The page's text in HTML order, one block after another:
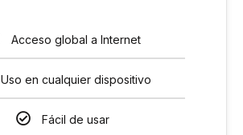
Acceso global a Internet
Uso en cualquier dispositivo
Fácil de usar